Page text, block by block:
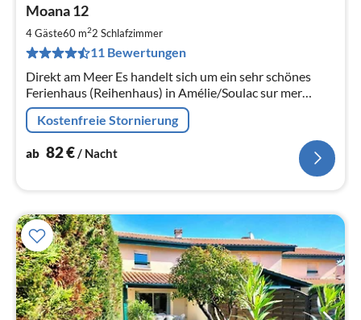
Moana 12
4 Gäste60 m22 Schlafzimmer
11 Bewertungen
Direkt am Meer Es handelt sich um ein sehr schönes
Ferienhaus (Reihenhaus) in Amélie/Soulac sur mer
direkt am Atlantik mit Meersicht.
Kostenfreie Stornierung
ab 82€/ Nacht